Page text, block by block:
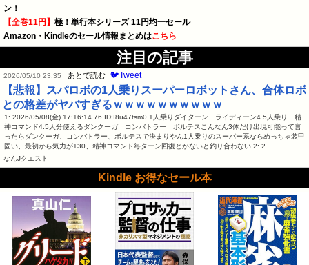
ン！
【全巻11円】 極！単行本シリーズ 11円均一セール
Amazon・Kindleのセール情報まとめはこちら
注目の記事
2026/05/10 23:35 あとで読む 🐦Tweet
【悲報】スパロボの1人乗りスーパーロボットさん、合体ロボ
との格差がヤバすぎるｗｗｗｗｗｗｗｗｗｗ
1: 2026/05/08(金) 17:16:14.76 ID:I8u47tsm0 1人乗りダイターン ライディーン4.5人乗り 精
神コマンド4.5人分使えるダンクーガ コンバトラー ボルテスこんなん3体だけ出現可能って言
ったらダンクーガ、コンバトラー、ボルテスで決まりやん1人乗りのスーパー系ならめっちゃ装甲
固い、最初から気力が130、精神コマンド毎ターン回復とかないと釣り合わない 2: 2…
なんJクエスト
Kindle お得なセール本